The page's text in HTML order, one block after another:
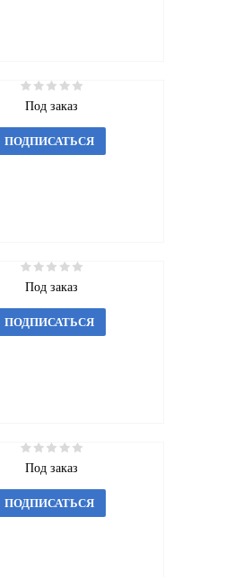
Под заказ
ПОДПИСАТЬСЯ
Под заказ
ПОДПИСАТЬСЯ
Под заказ
ПОДПИСАТЬСЯ